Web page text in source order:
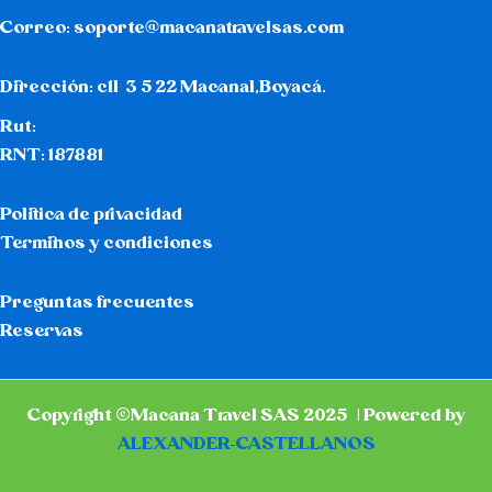
Correo: soporte@macanatravelsas.com
Dirección: cll 3 5 22 Macanal,Boyacá.
Rut:
RNT: 187881
Politica de privacidad
Terminos y condiciones
Preguntas frecuentes
Reservas
Copyright ©Macana Travel SAS 2025 | Powered by
ALEXANDER-CASTELLANOS